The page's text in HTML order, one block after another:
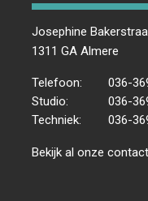
Josephine
1311 GA Almere
Telefoon:
036-
Studio:
036-
Techniek:
036-
Bekijk al onze